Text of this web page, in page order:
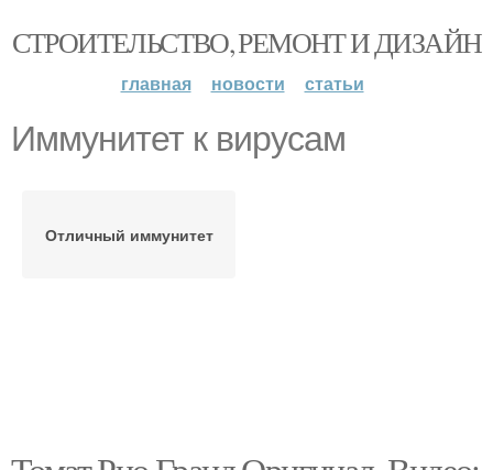
СТРОИТЕЛЬСТВО, РЕМОНТ И ДИЗАЙН
главная новости статьи
Иммунитет к вирусам
Отличный иммунитет